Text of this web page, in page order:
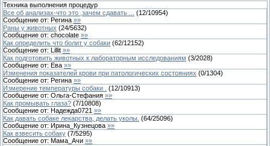
Техника выполнения процедур
Все об анализах-что это ,зачем сдавать ...
(12/10954)
Сообщение от: Регина »»
Раны у животных (24/5632)
Сообщение от: chocolate »»
Как определить что болит у собаки (62/12152)
Сообщение от: Lillit »»
Как подготовить животных к лабораторным исследованиям (3/2028)
Сообщение от: Ева »»
Изменения показателей крови при патологических состояниях (0/1304)
Сообщение от: Регина »»
Измерение температуры собаки .
(12/10913)
Сообщение от: Ольга-Стефания »»
Как промывать глаза? (7/10808)
Сообщение от: Надежда0721 »»
Как давать собаке лекарства, делать уколы. (64/25096)
Сообщение от: Ирина_Кузнецова »»
Как взвесить собаку (7/5295)
Сообщение от: Мама_Ачи »»